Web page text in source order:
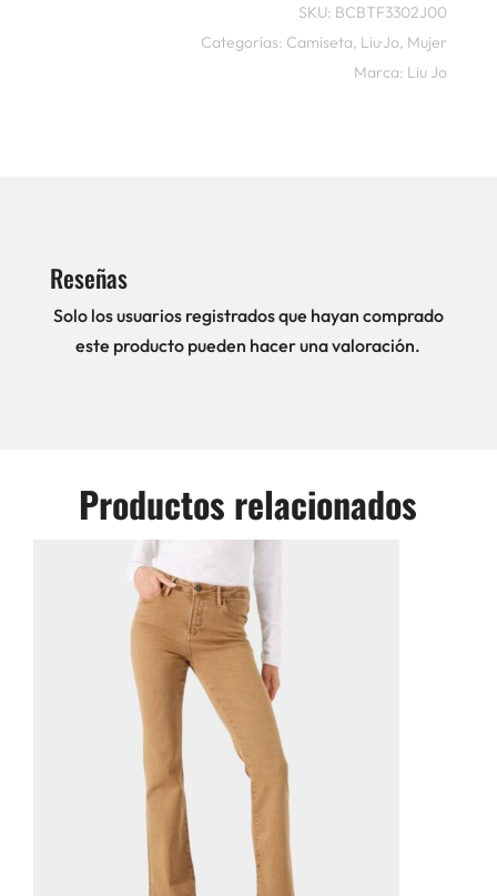
SKU: BCBTF3302J00
Categorías: Camiseta, Liu·Jo, Mujer
Marca: Liu Jo
Reseñas
Solo los usuarios registrados que hayan comprado
este producto pueden hacer una valoración.
Productos relacionados